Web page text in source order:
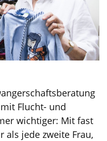
Flucht- und
wichtiger: Mit fast
als jede zweite Frau,